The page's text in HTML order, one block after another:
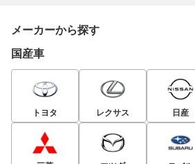
メーカーから探す
国産車
トヨタ レクサス 日産